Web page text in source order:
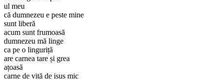
ul meu
că dumnezeu e peste mine
sunt liberă
acum sunt frumoasă
dumnezeu mă linge
ca pe o linguriță
are carnea tare și grea
ațoasă
carne de vită de isus mic